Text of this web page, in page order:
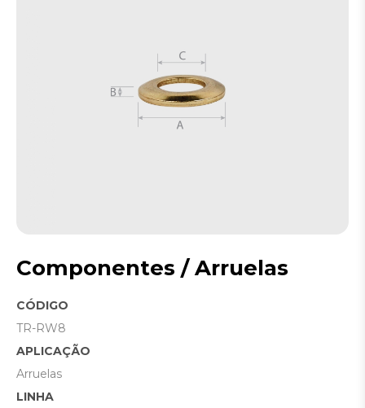
Componentes / Arruelas
CÓDIGO
TR-RW8
APLICAÇÃO
Arruelas
LINHA